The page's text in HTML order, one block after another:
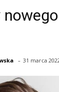
- 31 marca